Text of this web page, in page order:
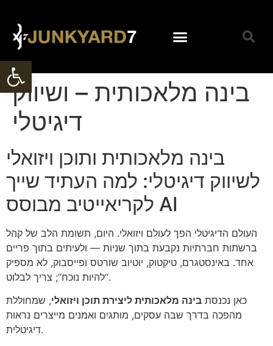
Open toolbar
בינה מלאכותית – ושיווק
דיגיטלי
בינה מלאכותית ותוכן ויזואלי
לשיווק דיגיטלי: למה העתיד שייך
לקריאייטיב מבוסס AI
העולם הדיגיטלי הפך לעולם ויזואלי. היום, תשומת הלב של קהל
ברשתות חברתיות נקבעת בתוך שניות — ולעיתים בתוך פריים
אחד. באינסטגרם, טיקטוק, יוטיוב שורטס ופייסבוק, לא מספיק
“להיות נוכח”; צריך לבלוט.
כאן נכנסת בינה מלאכותית ליצירת תוכן ויזואלי, שמחוללת
מהפכה בדרך שבה עסקים, מותגים ואמנים מייצרים נראות
דיגיטלית.